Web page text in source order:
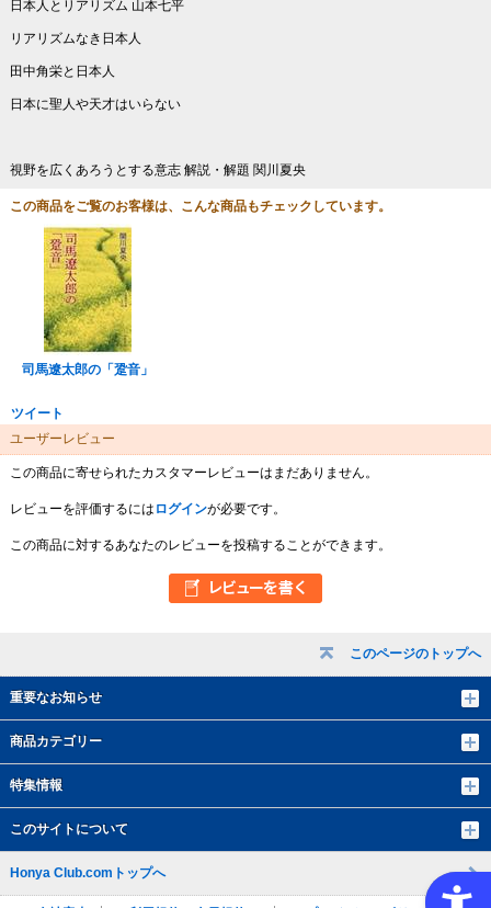
このページのトップへ
重要なお知らせ
商品カテゴリー
特集情報
このサイトについて
日本人とリアリズム 山本七平
リアリズムなき日本人
田中角栄と日本人
日本に聖人や天才はいらない
視野を広くあろうとする意志 解説・解題 関川夏央
この商品をご覧のお客様は、こんな商品もチェックしています。
司馬遼太郎の「跫音」
ツイート
ユーザーレビュー
この商品に寄せられたカスタマーレビューはまだありません。
レビューを評価するには ログインが必要です。
この商品に対するあなたのレビューを投稿することができます。
Honya Club.comトップへ